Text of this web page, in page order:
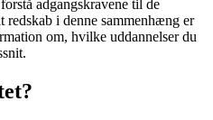
adgangskravene til de
redskab i denne sammenhæng er
om, hvilke uddannelser du